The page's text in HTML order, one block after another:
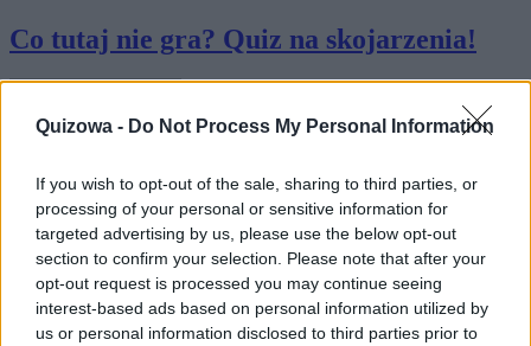
Quizowa - Do Not Process My Personal Information
If you wish to opt-out of the sale, sharing to third parties, or
processing of your personal or sensitive information for
targeted advertising by us, please use the below opt-out
section to confirm your selection. Please note that after your
opt-out request is processed you may continue seeing
interest-based ads based on personal information utilized by
us or personal information disclosed to third parties prior to
Co tutaj nie gra? Quiz na skojarzenia!
Łamigłówki· Językowe
Czy jesteś błyskotliwy językowo?